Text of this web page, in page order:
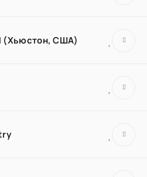
(Хьюстон, США)